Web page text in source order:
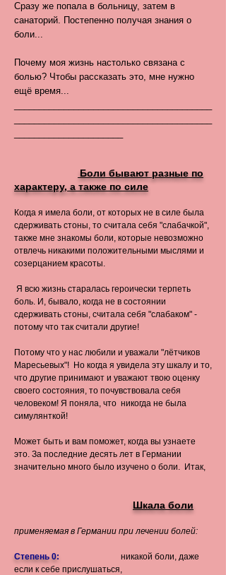
Сразу же попала в больницу, затем в
санаторий. Постепенно получая знания о
боли...
Почему моя жизнь настолько связана с
болью? Чтобы рассказать это, мне нужно
ещё время...
Боли бывают разные по
характеру, а также по силе
Когда я имела боли, от которых не в силе была
сдерживать стоны, то считала себя "слабачкой",
также мне знакомы боли, которые невозможно
отвлечь никакими положительными мыслями и
созерцанием красоты.
Я всю жизнь старалась героически терпеть
боль. И, бывало, когда не в состоянии
сдерживать стоны, считала себя "слабаком" -
потому что так считали другие!
Потому что у нас любили и уважали "лётчиков
Маресьевых"! Но когда я увидела эту шкалу и то,
что другие принимают и уважают твою оценку
своего состояния, то почувствовала себя
человеком! Я поняла, что никогда не была
симулянткой!
Может быть и вам поможет, когда вы узнаете
это. За последние десять лет в Германии
значительно много было изучено о боли. Итак,
Шкала боли
применяемая в Германии при лечении болей:
Степень 0:
никакой боли, даже
если к себе прислушаться,